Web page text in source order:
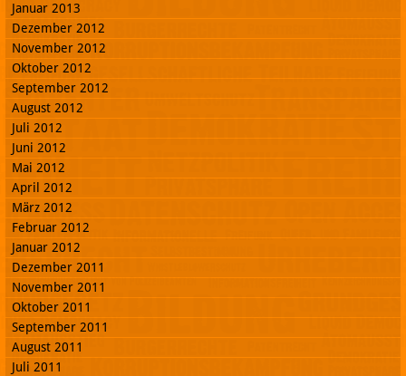
Januar 2013
Dezember 2012
November 2012
Oktober 2012
September 2012
August 2012
Juli 2012
Juni 2012
Mai 2012
April 2012
März 2012
Februar 2012
Januar 2012
Dezember 2011
November 2011
Oktober 2011
September 2011
August 2011
Juli 2011